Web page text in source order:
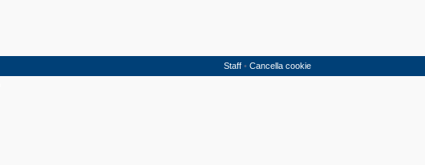
Staff• Cancella cookie